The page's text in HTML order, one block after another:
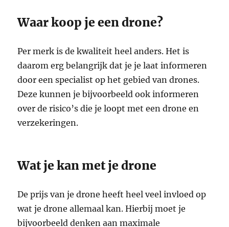
Waar koop je een drone?
Per merk is de kwaliteit heel anders. Het is
daarom erg belangrijk dat je je laat informeren
door een specialist op het gebied van drones.
Deze kunnen je bijvoorbeeld ook informeren
over de risico’s die je loopt met een drone en
verzekeringen.
Wat je kan met je drone
De prijs van je drone heeft heel veel invloed op
wat je drone allemaal kan. Hierbij moet je
bijvoorbeeld denken aan maximale